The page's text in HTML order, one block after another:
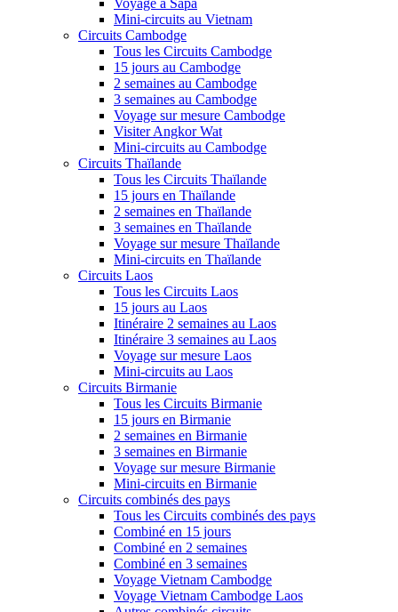
Voyage à Sapa
Mini-circuits au Vietnam
Circuits Cambodge
Tous les Circuits Cambodge
15 jours au Cambodge
2 semaines au Cambodge
3 semaines au Cambodge
Voyage sur mesure Cambodge
Visiter Angkor Wat
Mini-circuits au Cambodge
Circuits Thaïlande
Tous les Circuits Thaïlande
15 jours en Thaïlande
2 semaines en Thaïlande
3 semaines en Thaïlande
Voyage sur mesure Thaïlande
Mini-circuits en Thaïlande
Circuits Laos
Tous les Circuits Laos
15 jours au Laos
Itinéraire 2 semaines au Laos
Itinéraire 3 semaines au Laos
Voyage sur mesure Laos
Mini-circuits au Laos
Circuits Birmanie
Tous les Circuits Birmanie
15 jours en Birmanie
2 semaines en Birmanie
3 semaines en Birmanie
Voyage sur mesure Birmanie
Mini-circuits en Birmanie
Circuits combinés des pays
Tous les Circuits combinés des pays
Combiné en 15 jours
Combiné en 2 semaines
Combiné en 3 semaines
Voyage Vietnam Cambodge
Voyage Vietnam Cambodge Laos